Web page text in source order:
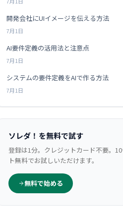
開発会社にUIイメージを伝える方法
7月1日
AI要件定義の活用法と注意点
7月1日
システムの要件定義をAIで作る方法
7月1日
ソレダ！を無料で試す
登録は1分。クレジットカード不要。
ト無料でお試しいただけます。
無料で始める